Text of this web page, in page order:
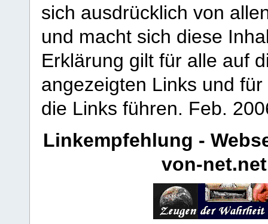
sich ausdrücklich von
und macht sich diese
Erklärung gilt für alle auf
angezeigten Links und
die Links führen. Feb.
Linkempfehlung -
von-net.net